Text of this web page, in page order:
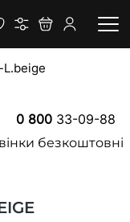
L.beige
0 80033-09-88
безкоштовні